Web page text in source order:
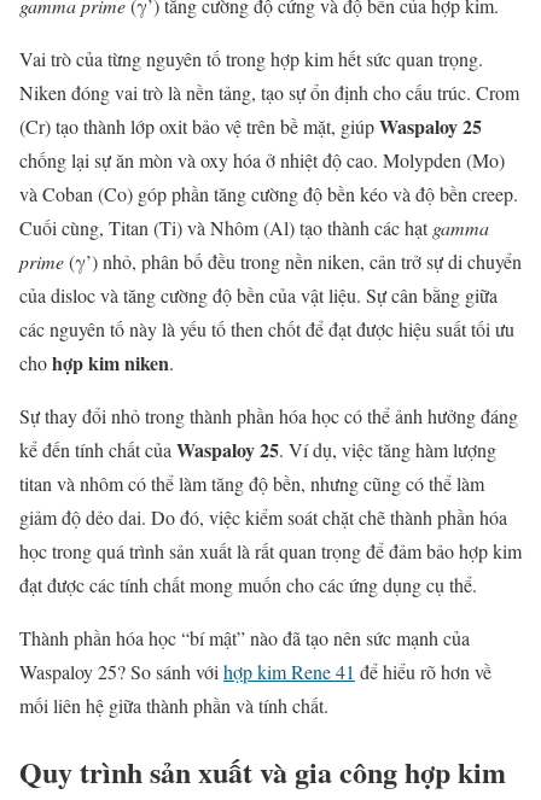
gamma prime(γ’) tăng cường độ cứng và độ bền của hợp kim.
Vai trò của từng nguyên tố trong hợp kim hết sức quan trọng.
Niken đóng vai trò là nền tảng, tạo sự ổn định cho cấu trúc. Crom
(Cr) tạo thành lớp oxit bảo vệ trên bề mặt, giúpWaspaloy 25
chống lại sự ăn mòn và oxy hóa ở nhiệt độ cao. Molypden (Mo)
và Coban (Co) góp phần tăng cường độ bền kéo và độ bền creep.
Cuối cùng, Titan (Ti) và Nhôm (Al) tạo thành các hạtgamma
prime(γ’) nhỏ, phân bố đều trong nền niken, cản trở sự di chuyển
của disloc và tăng cường độ bền của vật liệu. Sự cân bằng giữa
các nguyên tố này là yếu tố then chốt để đạt được hiệu suất tối ưu
chohợp kim niken.
Sự thay đổi nhỏ trong thành phần hóa học có thể ảnh hưởng đáng
kể đến tính chất củaWaspaloy 25. Ví dụ, việc tăng hàm lượng
titan và nhôm có thể làm tăng độ bền, nhưng cũng có thể làm
giảm độ dẻo dai. Do đó, việc kiểm soát chặt chẽ thành phần hóa
học trong quá trình sản xuất là rất quan trọng để đảm bảo hợp kim
đạt được các tính chất mong muốn cho các ứng dụng cụ thể.
Thành phần hóa học “bí mật” nào đã tạo nên sức mạnh của
Waspaloy 25? So sánh vớihợp kim Rene 41 để hiểu rõ hơn về
mối liên hệ giữa thành phần và tính chất.
Quy trình sản xuất và gia công hợp kim